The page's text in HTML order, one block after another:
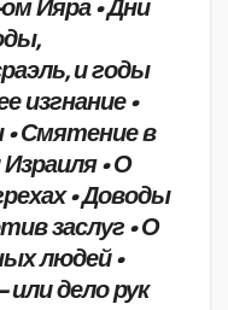
Ияра • Дни
и годы
изгнание •
Смятение в
• О
• Доводы
заслуг • О
людей •
дело рук